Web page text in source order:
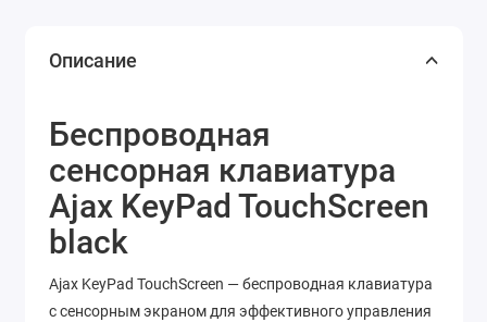
Описание
Беспроводная
сенсорная клавиатура
Ajax KeyPad TouchScreen
black
Ajax KeyPad TouchScreen — беспроводная клавиатура
с сенсорным экраном для эффективного управления